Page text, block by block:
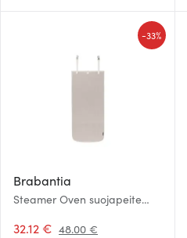
Brabantia
Steamer Oven suojapeite
Harmaa
32.12 € 48.00 €
-33%